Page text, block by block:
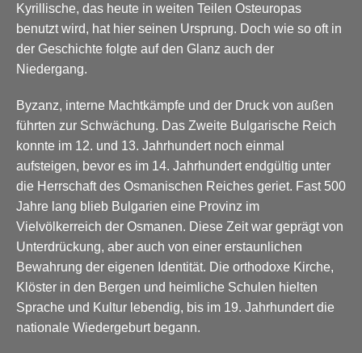
Kyrillische, das heute in weiten Teilen Osteuropas
benutzt wird, hat hier seinen Ursprung. Doch wie so oft in
der Geschichte folgte auf den Glanz auch der
Niedergang.
Byzanz, interne Machtkämpfe und der Druck von außen
führten zur Schwächung. Das Zweite Bulgarische Reich
konnte im 12. und 13. Jahrhundert noch einmal
aufsteigen, bevor es im 14. Jahrhundert endgültig unter
die Herrschaft des Osmanischen Reiches geriet. Fast 500
Jahre lang blieb Bulgarien eine Provinz im
Vielvölkerreich der Osmanen. Diese Zeit war geprägt von
Unterdrückung, aber auch von einer erstaunlichen
Bewahrung der eigenen Identität. Die orthodoxe Kirche,
Klöster in den Bergen und heimliche Schulen hielten
Sprache und Kultur lebendig, bis im 19. Jahrhundert die
nationale Wiedergeburt begann.